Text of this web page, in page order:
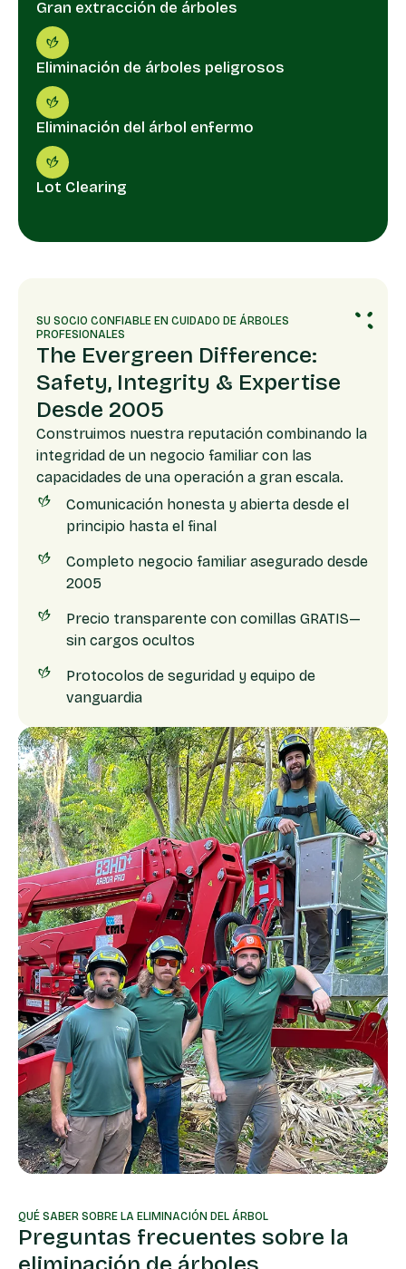
Gran extracción de árboles
Eliminación de árboles peligrosos
Eliminación del árbol enfermo
Lot Clearing
SU SOCIO CONFIABLE EN CUIDADO DE ÁRBOLES
PROFESIONALES
The Evergreen Difference:
Safety, Integrity & Expertise
Desde 2005
Construimos nuestra reputación combinando la
integridad de un negocio familiar con las
capacidades de una operación a gran escala.
Comunicación honesta y abierta desde el
principio hasta el final
Completo negocio familiar asegurado desde
2005
Precio transparente con comillas GRATIS—
sin cargos ocultos
Protocolos de seguridad y equipo de
vanguardia
QUÉ SABER SOBRE LA ELIMINACIÓN DEL ÁRBOL
Preguntas frecuentes sobre la